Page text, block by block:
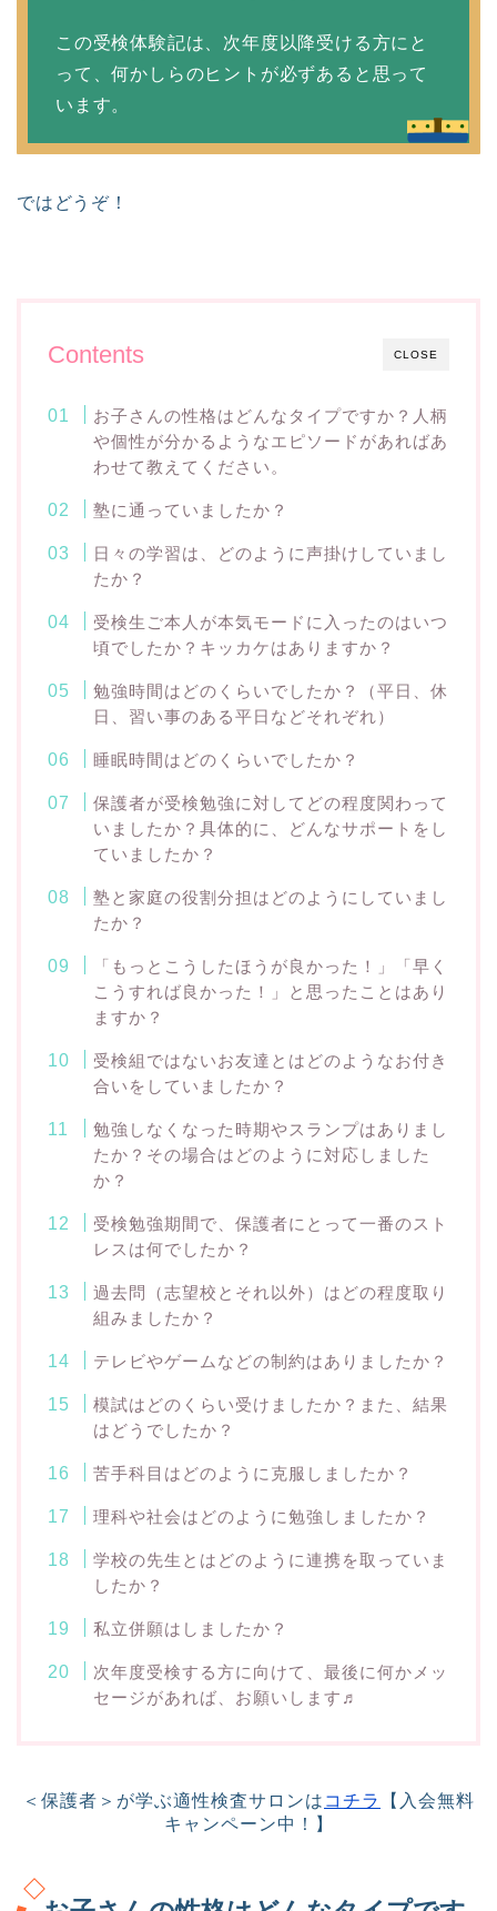
この受検体験記は、次年度以降受ける方にと
って、何かしらのヒントが必ずあると思って
います。
ではどうぞ！
CLOSE
Contents
お子さんの性格はどんなタイプですか？人柄
や個性が分かるようなエピソードがあればあ
わせて教えてください。
塾に通っていましたか？
日々の学習は、どのように声掛けしていまし
たか？
受検生ご本人が本気モードに入ったのはいつ
頃でしたか？キッカケはありますか？
勉強時間はどのくらいでしたか？（平日、休
日、習い事のある平日などそれぞれ）
睡眠時間はどのくらいでしたか？
保護者が受検勉強に対してどの程度関わって
いましたか？具体的に、どんなサポートをし
ていましたか？
塾と家庭の役割分担はどのようにしていまし
たか？
「もっとこうしたほうが良かった！」「早く
こうすれば良かった！」と思ったことはあり
ますか？
受検組ではないお友達とはどのようなお付き
合いをしていましたか？
勉強しなくなった時期やスランプはありまし
たか？その場合はどのように対応しました
か？
受検勉強期間で、保護者にとって一番のスト
レスは何でしたか？
過去問（志望校とそれ以外）はどの程度取り
組みましたか？
テレビやゲームなどの制約はありましたか？
模試はどのくらい受けましたか？また、結果
はどうでしたか？
苦手科目はどのように克服しましたか？
理科や社会はどのように勉強しましたか？
学校の先生とはどのように連携を取っていま
したか？
私立併願はしましたか？
次年度受検する方に向けて、最後に何かメッ
セージがあれば、お願いします♬
＜保護者＞が学ぶ適性検査サロンは コチラ
【入会無料
キャンペーン中！】